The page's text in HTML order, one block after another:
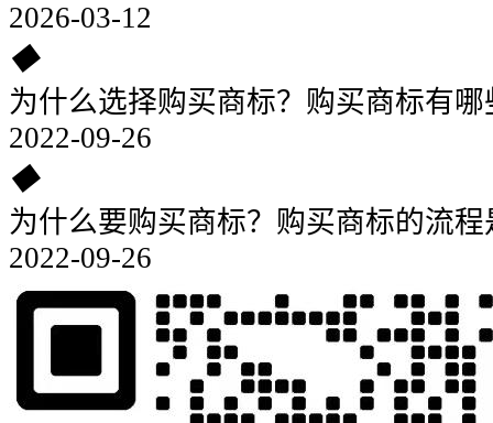
2026-03-12
◆
为什么选择购买商标？购买商标有
2022-09-26
◆
为什么要购买商标？购买商标的流
2022-09-26